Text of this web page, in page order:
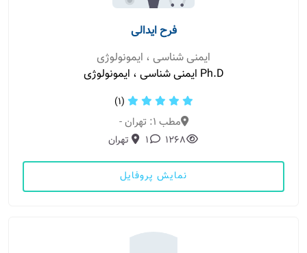
فرح ایدالی
ایمنی شناسی ، ایمونولوژی
Ph.D ایمنی شناسی ، ایمونولوژی
(1)
مطب 1: تهران -
1268
1 تهران
نمایش پروفایل